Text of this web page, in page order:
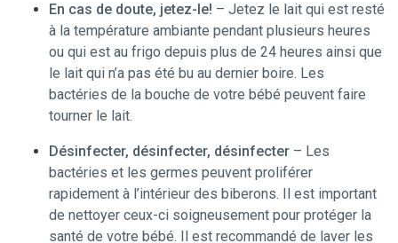
En cas de doute, jetez-le! – Jetez le lait qui est resté
à la température ambiante pendant plusieurs heures
ou qui est au frigo depuis plus de 24 heures ainsi que
le lait qui n’a pas été bu au dernier boire. Les
bactéries de la bouche de votre bébé peuvent faire
tourner le lait.
Désinfecter, désinfecter, désinfecter – Les
bactéries et les germes peuvent proliférer
rapidement à l’intérieur des biberons. Il est important
de nettoyer ceux-ci soigneusement pour protéger la
santé de votre bébé. Il est recommandé de laver les